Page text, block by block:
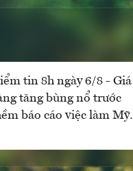
tin 8h ngày 6/8 - Giá
tăng bùng nổ trước
báo cáo việc làm Mỹ,